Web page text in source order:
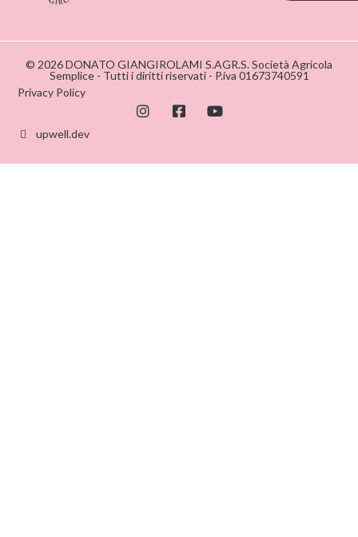
© 2026 DONATO GIANGIROLAMI S.AGR.S. Società Agricola
Semplice - Tutti i diritti riservati - P.iva 01673740591
Privacy Policy
upwell.dev